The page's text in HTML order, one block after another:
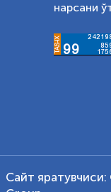
нарсани
Сайт яратувчиси: